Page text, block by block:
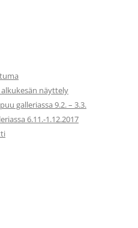
näyttely
galleriassa 9.2. – 3.3.
6.11.-1.12.2017